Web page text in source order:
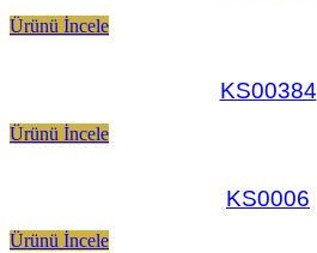
Ürünü İncele
KS00384
Ürünü İncele
KS0006
Ürünü İncele